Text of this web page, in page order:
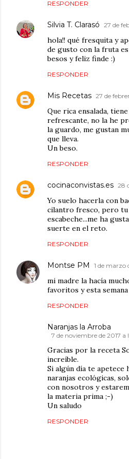
RESPONDER
Silvia T. Clarasó 27 de
hola!! qué fresquita y
de gusto con la fruta
besos y feliz finde :)
RESPONDER
Mis Recetas 27 de
Que rica ensalada,
refrescante, no la he
la guardo, me gustan
que lleva.
Un beso.
RESPONDER
cocinaconvistas.es 28
Yo suelo hacerla con
cilantro fresco, pero tu
escabeche...me ha
suerte en el reto.
RESPONDER
Montse PM 1 de marzo
mi madre la hacía
favoritos y esta semana
RESPONDER
Naranjas la Arroba
7 de noviembre de 2017 a
Gracias por la receta
increíble.
Si algún día te apetece
naranjas ecológicas,
con nosotros y
la materia prima ;-)
Un saludo
RESPONDER